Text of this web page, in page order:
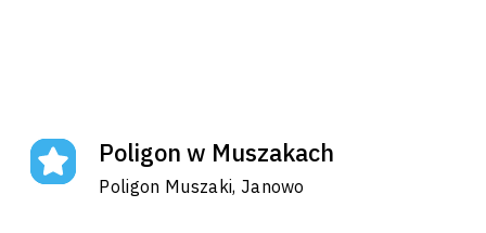
Poligon w Muszakach
Poligon Muszaki, Janowo